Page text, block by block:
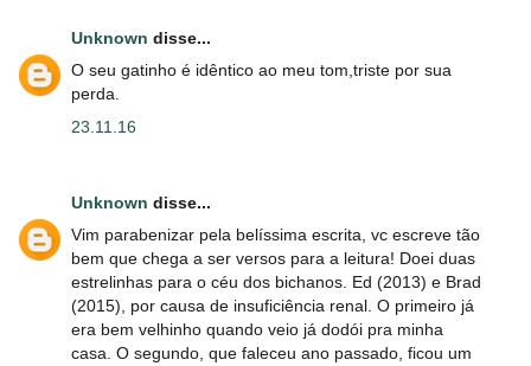
Unknown disse...
O seu gatinho é idêntico ao meu tom,triste por sua
perda.
23.11.16
Unknown disse...
Vim parabenizar pela belíssima escrita, vc escreve tão
bem que chega a ser versos para a leitura! Doei duas
estrelinhas para o céu dos bichanos. Ed (2013) e Brad
(2015), por causa de insuficiência renal. O primeiro já
era bem velhinho quando veio já dodói pra minha
casa. O segundo, que faleceu ano passado, ficou um